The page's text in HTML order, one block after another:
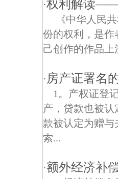
·权利解读
《中华人民
份的权利，是作
己创作的作品
· 房产证署名
1。产权证登
产，贷款也被认
款被认定为赠与
索...
·额外经济补